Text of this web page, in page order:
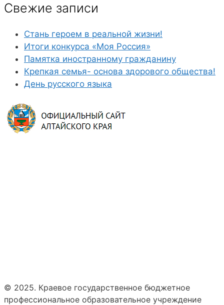
Свежие записи
Стань героем в реальной жизни!
Итоги конкурса «Моя Россия»
Памятка иностранному гражданину
Крепкая семья- основа здорового общества!
День русского языка
© 2025. Краевое государственное бюджетное
профессиональное образовательное учреждение